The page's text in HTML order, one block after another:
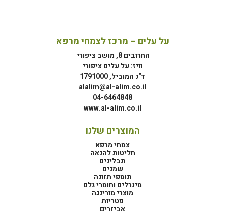
על עלים – מרכז לצמחי מרפא
החרובים 8, מושב ציפורי
וויז: על עלים ציפורי
ד"נ המוביל, 1791000
alalim@al-alim.co.il
04-6464848
www.al-alim.co.il
המוצרים שלנו
צמחי מרפא
חליטות להנאה
תבלינים
שמנים
תוספי תזונה
מינרלים וחומרי גלם
מוצרי מורינגה
פטריות
אביזרים